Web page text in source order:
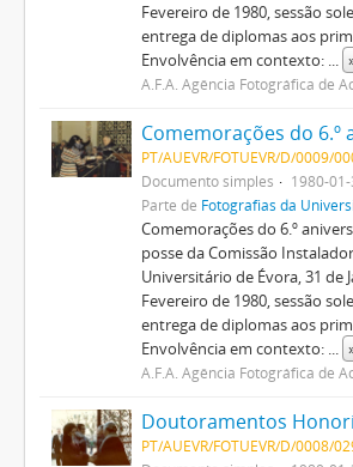
Fevereiro de 1980, sessão
entrega de diplomas aos
Envolvência em contexto: ...
A.F.A. Agência Fotográfica de
PT/AUEVR/FOTUEVR/D/0009/
Documento simples
1980-01-
Parte de Fotografias da
Comemorações do 6.º
posse da Comissão
Universitário de Évora, 31 de
Fevereiro de 1980, sessão
entrega de diplomas aos
Envolvência em contexto: ...
A.F.A. Agência Fotográfica de
PT/AUEVR/FOTUEVR/D/0008/